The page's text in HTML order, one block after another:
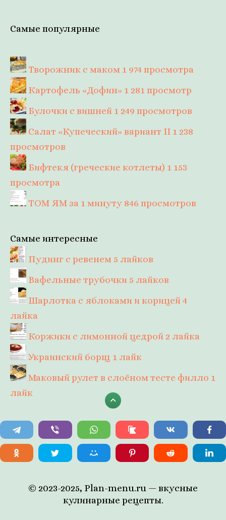
Самые популярные
Творожник с маком 1 974 просмотра
Картофель «Дофин» 1 281 просмотр
Булочки с вишней 1 249 просмотров
Салат «Купеческий» вариант II 1 238
просмотров
Бифтекя (греческие котлеты) 1 153
просмотра
ТОМ ЯМ за 1 минуту 846 просмотров
Самые интересные
Пудинг с ревенем 5 лайков
Вафельные трубочки 5 лайков
Шарлотка с яблоками и корицей4
лайка
Коржики с лимонной цедрой 2 лайка
Украинский борщ 1 лайк
Маковый рулет в слоёном тесте филло 1
лайк
© 2023-2025, Plan-menu.ru — вкусные
кулинарные рецепты.